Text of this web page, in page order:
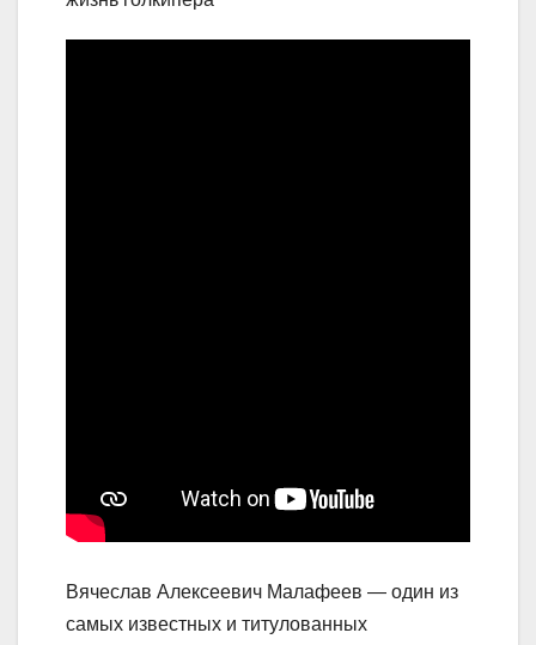
Вячеслав Алексеевич Малафеев — один из
самых известных и титулованных